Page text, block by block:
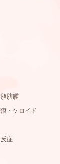
肪腫
・ケロイド
症